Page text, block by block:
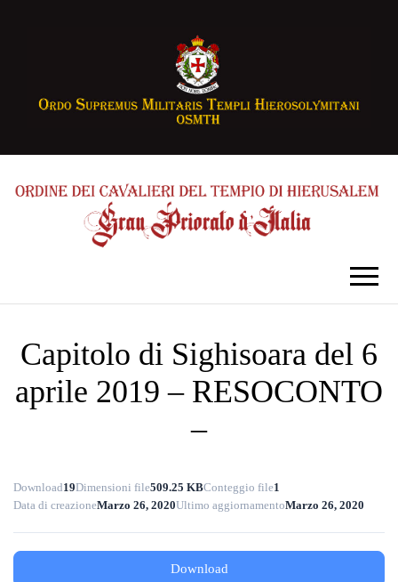
Capitolo di Sighisoara del 6
aprile 2019 – RESOCONTO
–
Download19Dimensioni file509.25 KBConteggio file1
Data di creazioneMarzo 26, 2020Ultimo aggiornamentoMarzo 26, 2020
Download